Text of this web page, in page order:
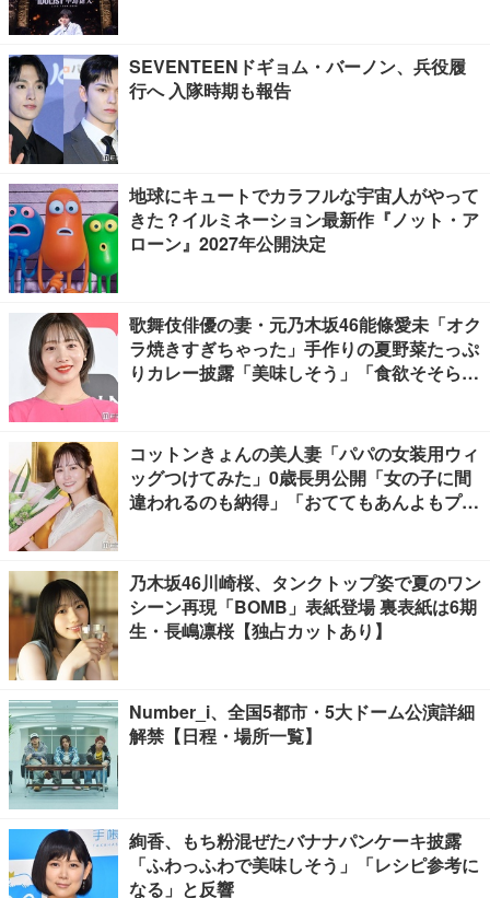
SEVENTEENドギョム・バーノン、兵役履
行へ 入隊時期も報告
地球にキュートでカラフルな宇宙人がやって
きた？イルミネーション最新作『ノット・ア
ローン』2027年公開決定
歌舞伎俳優の妻・元乃木坂46能條愛未「オク
ラ焼きすぎちゃった」手作りの夏野菜たっぷ
りカレー披露「美味しそう」「食欲そそられ
コットンきょんの美人妻「パパの女装用ウィ
ッグつけてみた」0歳長男公開「女の子に間
違われるのも納得」「おててもあんよもプリ
乃木坂46川崎桜、タンクトップ姿で夏のワン
シーン再現「BOMB」表紙登場 裏表紙は6期
生・長嶋凛桜【独占カットあり】
Number_i、全国5都市・5大ドーム公演詳細
解禁【日程・場所一覧】
絢香、もち粉混ぜたバナナパンケーキ披露
「ふわっふわで美味しそう」「レシピ参考に
なる」と反響